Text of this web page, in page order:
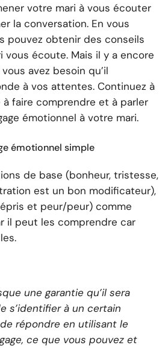
votre mari à vous écouter
la conversation. En vous
pouvez obtenir des conseils
vous écoute. Mais il y a encore
avez besoin qu’il
à vos attentes. Continuez à
faire comprendre et à parler
émotionnel à votre mari.
émotionnel simple
de base (bonheur, tristesse,
est un bon modificateur),
et peur/peur) comme
il peut les comprendre car
une garantie qu’il sera
s’identifier à un certain
répondre en utilisant le
ce que vous pouvez et